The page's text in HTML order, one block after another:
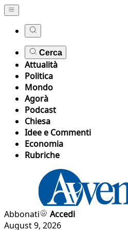
Cerca
Attualità
Politica
Mondo
Agorà
Podcast
Chiesa
Idee e Commenti
Economia
Rubriche
Abbonati
Accedi
August 9, 2026